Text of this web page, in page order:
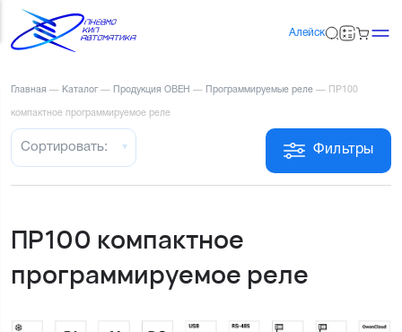
Алейск
Главная — Каталог — Продукция ОВЕН — Программируемые реле — ПР100
компактное программируемое реле
Фильтры
Сортировать:
ПР100 компактное
программируемое реле